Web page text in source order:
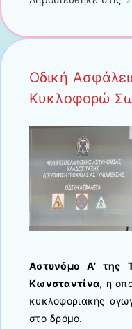
Οδική
Κυκλοφορώ
Αστυνόμο Α’ της
Κωνσταντίνα, η
κυκλοφοριακής
στο δρόμο.